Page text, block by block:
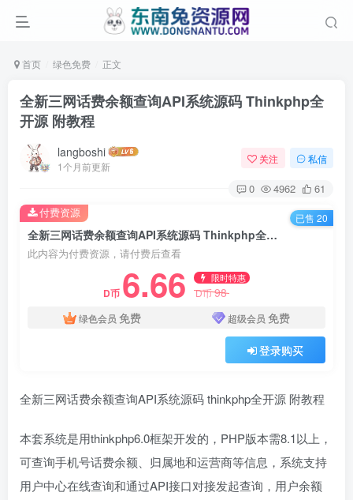
首页 绿色免费 正文
全新三网话费余额查询API系统源码 Thinkphp全
开源 附教程
langboshi
1个月前更新
关注 私信
0 4962 61
全新三网话费余额查询API系统源码 Thinkphp全开源 附教程
此内容为付费资源，请付费后查看
D币 6.66 限时特惠
D币98
绿色会员 免费 超级会员 免费
登录购买
付费资源 已售 20
全新三网话费余额查询API系统源码 thinkphp全开源 附教程
本套系统是用thinkphp6.0框架开发的，PHP版本需8.1以上，
可查询手机号话费余额、归属地和运营商等信息，系统支持
用户中心在线查询和通过API接口对接发起查询，用户余额